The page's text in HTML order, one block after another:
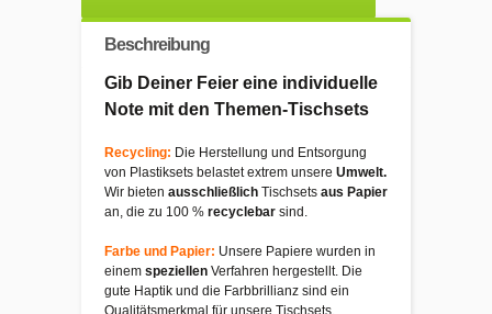
Beschreibung
Gib Deiner Feier eine individuelle
Note mit den Themen-Tischsets
Recycling: Die Herstellung und Entsorgung
von Plastiksets belastet extrem unsere Umwelt.
Wir bieten ausschließlich Tischsets aus Papier
an, die zu 100 % recyclebar sind.
Farbe und Papier: Unsere Papiere wurden in
einem speziellen Verfahren hergestellt. Die
gute Haptik und die Farbbrillianz sind ein